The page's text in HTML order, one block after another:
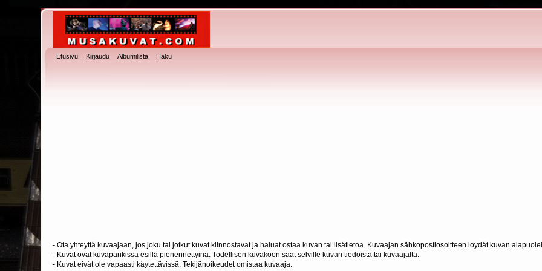
Etusivu Kirjaudu Albumilista Haku
- Ota yhteyttä kuvaajaan, jos joku tai jotkut kuvat kiinnostavat ja haluat ostaa kuvan tai lisätietoa. Kuvaajan sähkopostiosoitteen loydät kuvan
- Kuvat ovat kuvapankissa esillä pienennettyinä. Todellisen kuvakoon saat selville kuvan tiedoista tai kuvaajalta.
- Kuvat eivät ole vapaasti käytettävissä. Tekijänoikeudet omistaa kuvaaja.